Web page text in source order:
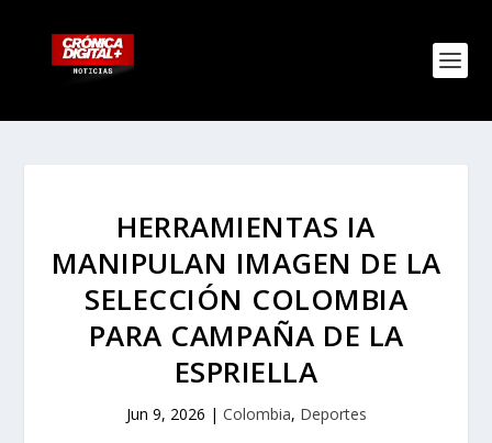
HERRAMIENTAS IA
MANIPULAN IMAGEN DE LA
SELECCIÓN COLOMBIA
PARA CAMPAÑA DE LA
ESPRIELLA
Jun 9, 2026 | Colombia, Deportes